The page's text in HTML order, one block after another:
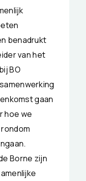
benadrukt
van het
BO
gaan
hoe we
Borne zijn